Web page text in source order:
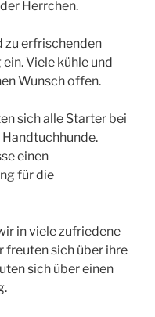
Herrchen.
zu erfrischenden
Viele kühle und
Wunsch offen.
sich alle Starter bei
einen
für die
in viele zufriedene
freuten sich über ihre
sich über einen